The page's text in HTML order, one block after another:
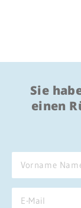
Sie
einen